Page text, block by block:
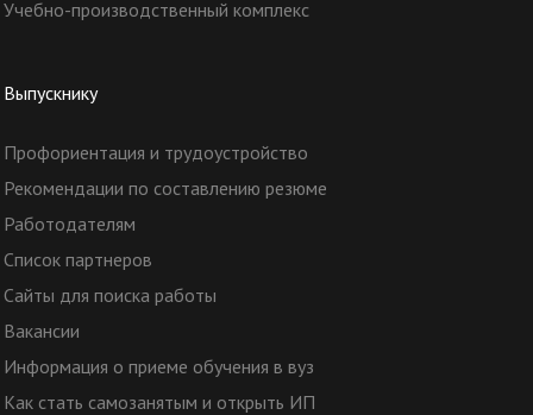
Учебно-производственный комплекс
Выпускнику
Профориентация и трудоустройство
Рекомендации по составлению резюме
Работодателям
Список партнеров
Сайты для поиска работы
Вакансии
Информация о приеме обучения в вуз
Как стать самозанятым и открыть ИП